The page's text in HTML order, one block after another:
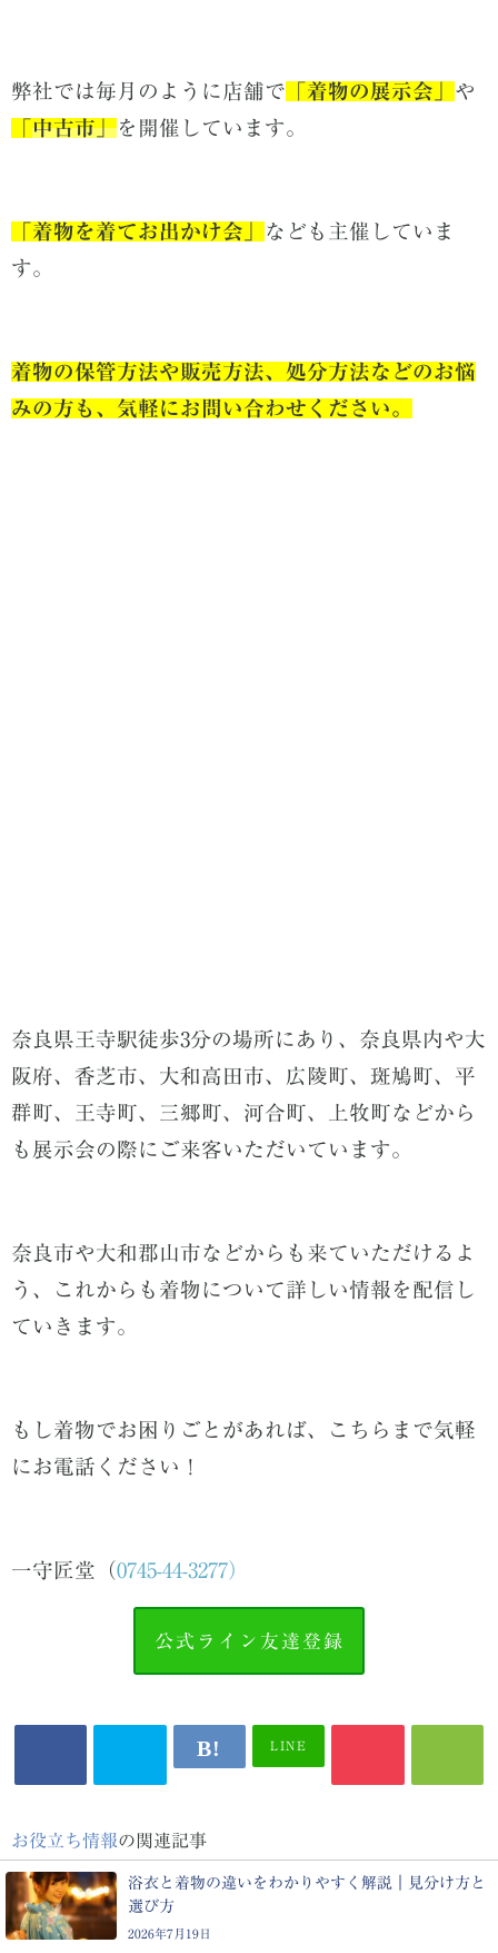
弊社では毎月のように店舗で 着物の展示会」 や
中古市」を開催しています。
「着物を着てお出かけ会」
なども主催していま
す。
着物の保管方法や販売方法、処分方法などのお悩
みの方も、気軽にお問い合わせください。
奈良県王寺駅徒歩3分の場所にあり、奈良県内や大
阪府、香芝市、大和高田市、広陵町、斑鳩町、平
群町、王寺町、三郷町、河合町、上牧町などから
も展示会の際にご来客いただいています。
奈良市や大和郡山市などからも来ていただけるよ
う、これからも着物について詳しい情報を配信し
ていきます。
もし着物でお困りごとがあれば、こちらまで気軽
にお電話ください！
一守匠堂（0745-44-3277）
公式ライン友達登録
LINE
お役立ち情報の関連記事
浴衣と着物の違いをわかりやすく解説｜見分け方と
選び方
2026年7月19日